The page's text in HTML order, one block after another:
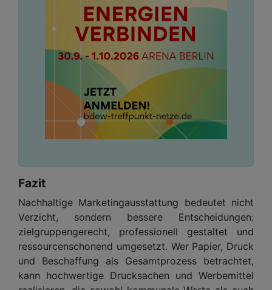
Fazit
Nachhaltige Marketingausstattung bedeutet nicht
Verzicht, sondern bessere Entscheidungen:
zielgruppengerecht, professionell gestaltet und
ressourcenschonend umgesetzt. Wer Papier, Druck
und Beschaffung als Gesamtprozess betrachtet,
kann hochwertige Drucksachen und Werbemittel